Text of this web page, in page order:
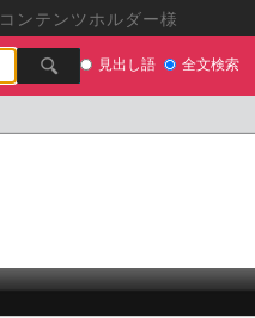
コンテンツホルダー様
見出し語 全文検索